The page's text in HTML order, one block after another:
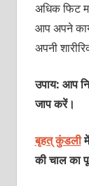
अधिक फिट
आप अपने
अपनी
उपाय: आप
जाप करें।
बृहत् कुंडली
की चाल का